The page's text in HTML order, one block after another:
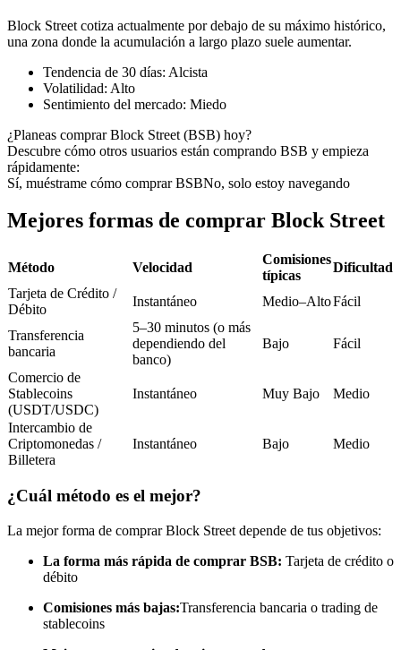
Futuros del USDC
Futuros que utilizan USDC como garantía
Copiar Trading
Únete a los mejores traders
Conviértete en un Trader de Copia
Disfruta del reparto de beneficios y comisiones de copy trading
Block Street cotiza actualmente por debajo de su máximo histórico,
una zona donde la acumulación a largo plazo suele aumentar.
Tendencia de 30 días: Alcista
Volatilidad: Alto
Sentimiento del mercado: Miedo
¿Planeas comprar Block Street (BSB) hoy?
Descubre cómo otros usuarios están comprando BSB y empieza
rápidamente:
Sí, muéstrame cómo comprar BSBNo, solo estoy navegando
Mejores formas de comprar Block Street
Método Velocidad
Comisiones
típicas
Dificultad
Tarjeta de Crédito /
Débito
Instantáneo Medio–AltoFácil
Transferencia
bancaria
5–30 minutos (o más
dependiendo del
banco)
Bajo Fácil
Comercio de
Stablecoins
(USDT/USDC)
Instantáneo Muy Bajo Medio
Intercambio de
Criptomonedas /
Billetera
Instantáneo Bajo Medio
¿Cuál método es el mejor?
La mejor forma de comprar Block Street depende de tus objetivos:
La forma más rápida de comprar BSB: Tarjeta de crédito o
débito
Comisiones más bajas:Transferencia bancaria o trading de
stablecoins